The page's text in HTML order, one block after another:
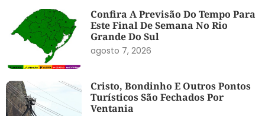
Confira A Previsão Do Tempo Para
Este Final De Semana No Rio
Grande Do Sul
agosto 7, 2026
Cristo, Bondinho E Outros Pontos
Turísticos São Fechados Por
Ventania